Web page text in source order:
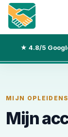
★ 4.8/5
MIJN
Mijn